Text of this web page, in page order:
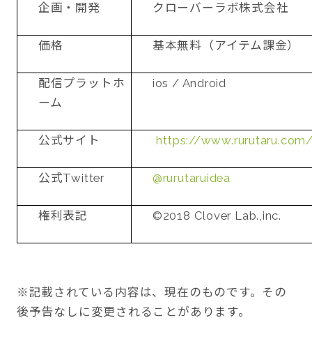
企画・開発 クローバーラボ株式会社
価格 基本無料（アイテム課金）
配信プラットホ
ーム
ios / Android
公式サイト https://
公式Twitter @rurutaruidea
権利表記 ©2018 Clover Lab.,inc.
※記載されている内容は、現在のものです。その
後予告なしに変更されることがあります。